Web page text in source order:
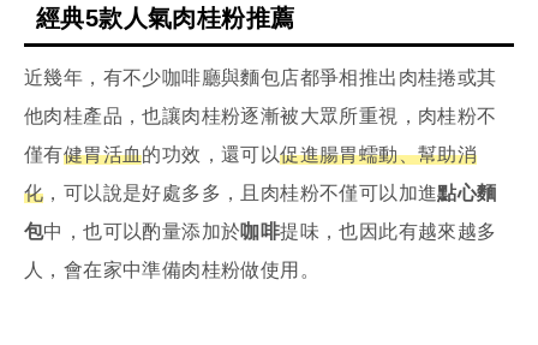
經典5款人氣肉桂粉推薦
近幾年，有不少咖啡廳與麵包店都爭相推出肉桂捲或其
他肉桂產品，也讓肉桂粉逐漸被大眾所重視，肉桂粉不
僅有健胃活血的功效，還可以促進腸胃蠕動、幫助消
化 ，可以說是好處多多，且肉桂粉不僅可以加進點心麵
包中，也可以酌量添加於咖啡提味，也因此有越來越多
人，會在家中準備肉桂粉做使用。